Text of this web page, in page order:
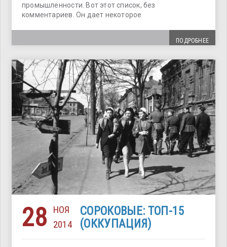
промышленности. Вот этот список, без
комментариев. Он дает некоторое
ПОДРОБНЕЕ
28
НОЯ
2014
СОРОКОВЫЕ: ТОП-15
(ОККУПАЦИЯ)